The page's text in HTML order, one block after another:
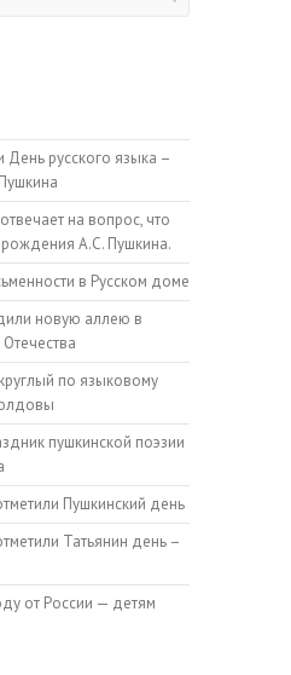
русского языка –
на вопрос, что
А.С. Пушкина.
в Русском доме
новую аллею в
по языковому
пушкинской поэзии
Пушкинский день
Татьянин день –
от России — детям